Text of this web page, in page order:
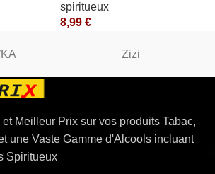
spiritueux
8,99 €
Zizi
Meilleur Prix sur vos produits Tabac,
une Vaste Gamme d'Alcools incluant
Spiritueux